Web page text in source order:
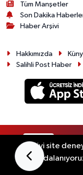
Tüm Manşetler
Son Dakika
Haber Arşivi
Hakkımızda
Salihli Post Haber
RSS
En iyi site